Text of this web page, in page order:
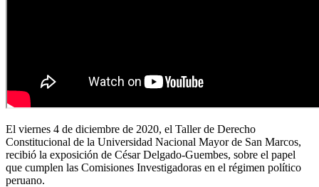
El viernes 4 de diciembre de 2020, el Taller de Derecho
Constitucional de la Universidad Nacional Mayor de San Marcos,
recibió la exposición de César Delgado-Guembes, sobre el papel
que cumplen las Comisiones Investigadoras en el régimen político
peruano.